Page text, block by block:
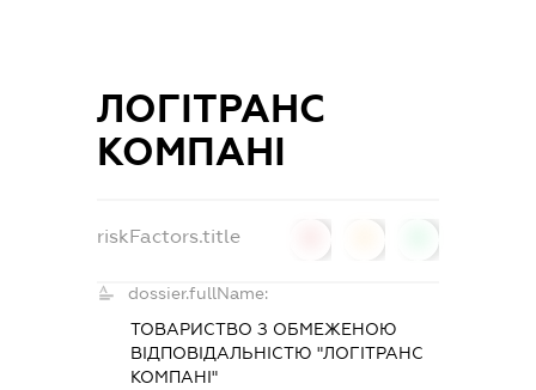
ЛОГІТРАНС
КОМПАНІ
riskFactors.title
dossier.fullName:
ТОВАРИСТВО З ОБМЕЖЕНОЮ
ВІДПОВІДАЛЬНІСТЮ "ЛОГІТРАНС
КОМПАНІ"